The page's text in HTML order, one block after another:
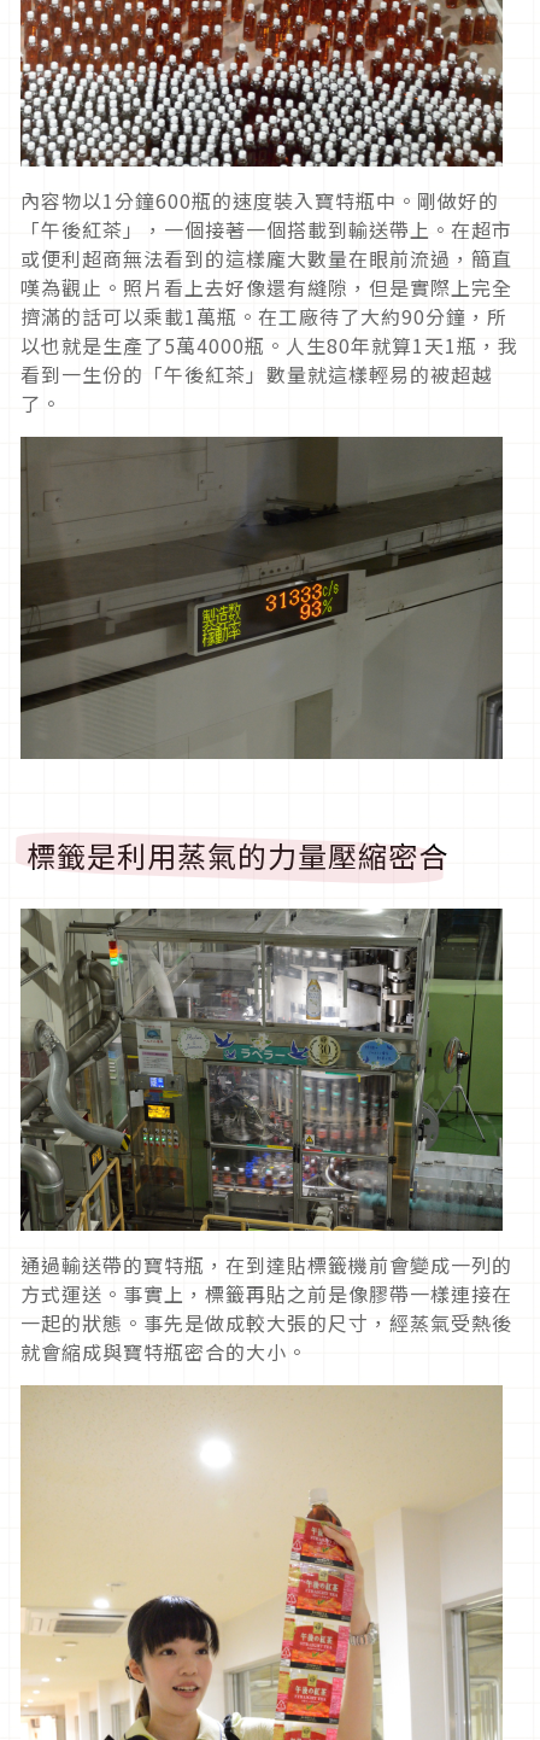
內容物以1分鐘600瓶的速度裝入寶特瓶中。剛做好的
「午後紅茶」，一個接著一個搭載到輸送帶上。在超市
或便利超商無法看到的這樣龐大數量在眼前流過，簡直
嘆為觀止。照片看上去好像還有縫隙，但是實際上完全
擠滿的話可以乘載1萬瓶。在工廠待了大約90分鐘，所
以也就是生產了5萬4000瓶。人生80年就算1天1瓶，我
看到一生份的「午後紅茶」數量就這樣輕易的被超越
了。
標籤是利用蒸氣的力量壓縮密合
通過輸送帶的寶特瓶，在到達貼標籤機前會變成一列的
方式運送。事實上，標籤再貼之前是像膠帶一樣連接在
一起的狀態。事先是做成較大張的尺寸，經蒸氣受熱後
就會縮成與寶特瓶密合的大小。